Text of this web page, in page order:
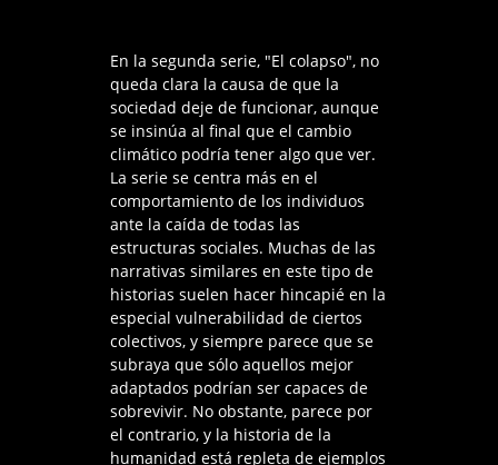
En la segunda serie, "El colapso", no
queda clara la causa de que la
sociedad deje de funcionar, aunque
se insinúa al final que el cambio
climático podría tener algo que ver.
La serie se centra más en el
comportamiento de los individuos
ante la caída de todas las
estructuras sociales. Muchas de las
narrativas similares en este tipo de
historias suelen hacer hincapié en la
especial vulnerabilidad de ciertos
colectivos, y siempre parece que se
subraya que sólo aquellos mejor
adaptados podrían ser capaces de
sobrevivir. No obstante, parece por
el contrario, y la historia de la
humanidad está repleta de ejemplos